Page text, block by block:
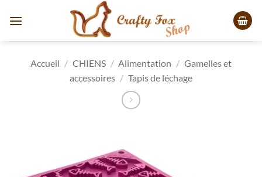
Accueil / CHIENS / Alimentation / Gamelles et
accessoires / Tapis de léchage